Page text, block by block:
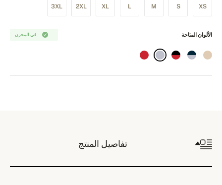
XS
S
M
L
XL
2XL
3XL
في المخزن الألوان المتاحة
تفاصيل المنتج